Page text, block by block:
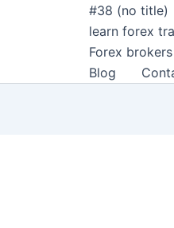
#38 (no title)
learn forex
Forex brokers
Blog